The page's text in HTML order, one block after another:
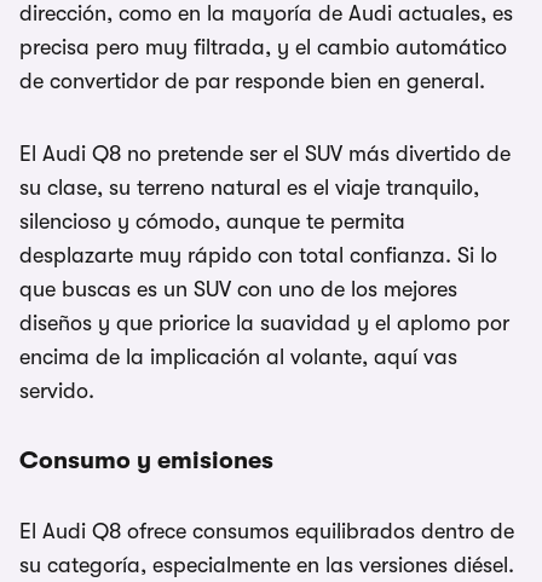
dirección, como en la mayoría de Audi actuales, es
precisa pero muy filtrada, y el cambio automático
de convertidor de par responde bien en general.
El Audi Q8 no pretende ser el SUV más divertido de
su clase, su terreno natural es el viaje tranquilo,
silencioso y cómodo, aunque te permita
desplazarte muy rápido con total confianza. Si lo
que buscas es un SUV con uno de los mejores
diseños y que priorice la suavidad y el aplomo por
encima de la implicación al volante, aquí vas
servido.
Consumo y emisiones
El Audi Q8 ofrece consumos equilibrados dentro de
su categoría, especialmente en las versiones diésel.